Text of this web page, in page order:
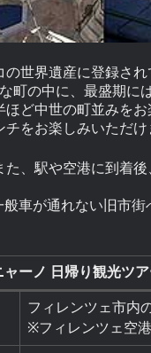
世界遺産に登録さ
町の中に、最盛
ど中世の町並みを
をお楽しみいただけ
、駅や空港に到着
車が通れない旧市
ャーノ 日帰り観光ツ
フィレンツェ市内
※フィレンツェ空